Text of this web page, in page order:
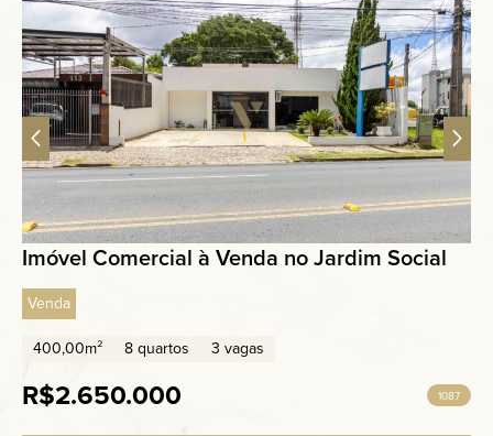
Imóvel Comercial à Venda no Jardim Social
Venda
400,00m²
8 quartos 3 vagas
R$2.650.000 1087